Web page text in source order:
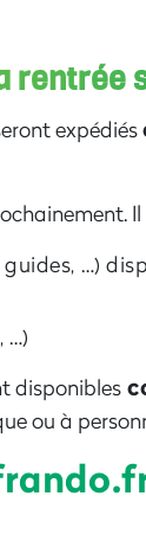
rentrée
expédiés
…)
…)
disponibles
ou à